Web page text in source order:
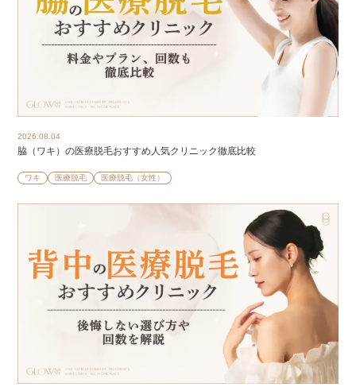
2026.08.04
脇（ワキ）の医療脱毛おすすめ人気クリニック徹底比較
ワキ 医療脱毛 医療脱毛（女性）